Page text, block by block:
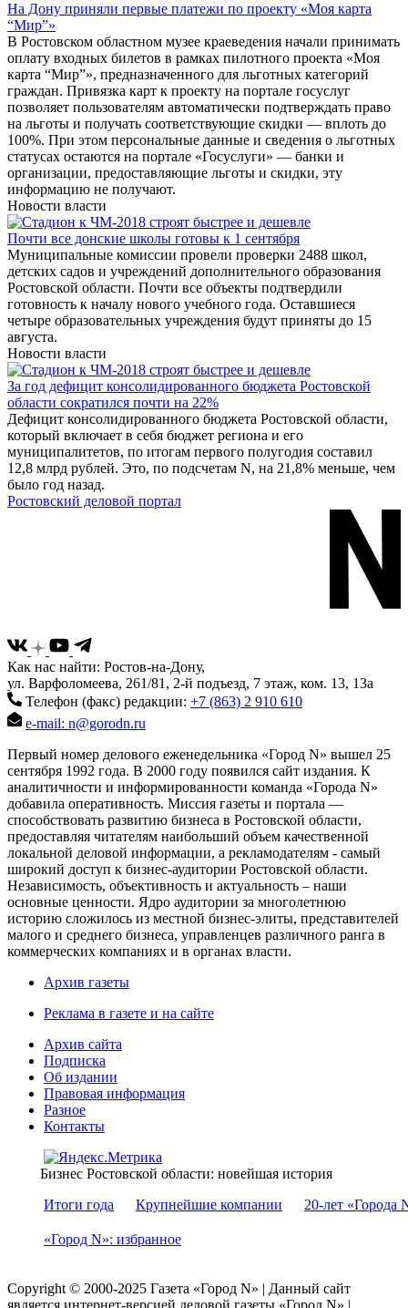
На Дону приняли первые платежи по проекту «Моя карта
“Мир”»
В Ростовском областном музее краеведения начали принимать
оплату входных билетов в рамках пилотного проекта «Моя
карта “Мир”», предназначенного для льготных категорий
граждан. Привязка карт к проекту на портале госуслуг
позволяет пользователям автоматически подтверждать право
на льготы и получать соответствующие скидки — вплоть до
100%. При этом персональные данные и сведения о льготных
статусах остаются на портале «Госуслуги» — банки и
организации, предоставляющие льготы и скидки, эту
информацию не получают.
Новости власти
Почти все донские школы готовы к 1 сентября
Муниципальные комиссии провели проверки 2488 школ,
детских садов и учреждений дополнительного образования
Ростовской области. Почти все объекты подтвердили
готовность к началу нового учебного года. Оставшиеся
четыре образовательных учреждения будут приняты до 15
августа.
Новости власти
За год дефицит консолидированного бюджета Ростовской
области сократился почти на 22%
Дефицит консолидированного бюджета Ростовской области,
который включает в себя бюджет региона и его
муниципалитетов, по итогам первого полугодия составил
12,8 млрд рублей. Это, по подсчетам N, на 21,8% меньше, чем
было год назад.
Ростовский деловой портал
Как нас найти: Ростов-на-Дону,
ул. Варфоломеева, 261/81, 2-й подъезд, 7 этаж, ком. 13, 13а
Телефон (факс) редакции: +7 (863) 2 910 610
e-mail: n@gorodn.ru
Первый номер делового еженедельника «Город N» вышел 25
сентября 1992 года. В 2000 году появился сайт издания. К
аналитичности и информированности команда «Города N»
добавила оперативность. Миссия газеты и портала —
способствовать развитию бизнеса в Ростовской области,
предоставляя читателям наибольший объем качественной
локальной деловой информации, а рекламодателям - самый
широкий доступ к бизнес-аудитории Ростовской области.
Независимость, объективность и актуальность – наши
основные ценности. Ядро аудитории за многолетнюю
историю сложилось из местной бизнес-элиты, представителей
малого и среднего бизнеса, управленцев различного ранга в
коммерческих компаниях и в органах власти.
Архив газеты
Реклама в газете и на сайте
Архив сайта
Подписка
Об издании
Правовая информация
Разное
Контакты
Бизнес Ростовской области: новейшая история
Итоги года
Крупнейшие компании 20-лет «Города
«Город N»: избранное
Copyright © 2000-2025 Газета «Город N» | Данный сайт
является интернет-версией деловой газеты «Город N» |